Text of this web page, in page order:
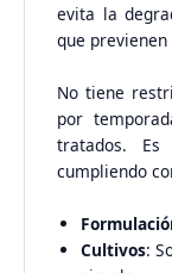
evita la
que
No tiene
por
tratados. Es
cumpliendo
Cultivos: